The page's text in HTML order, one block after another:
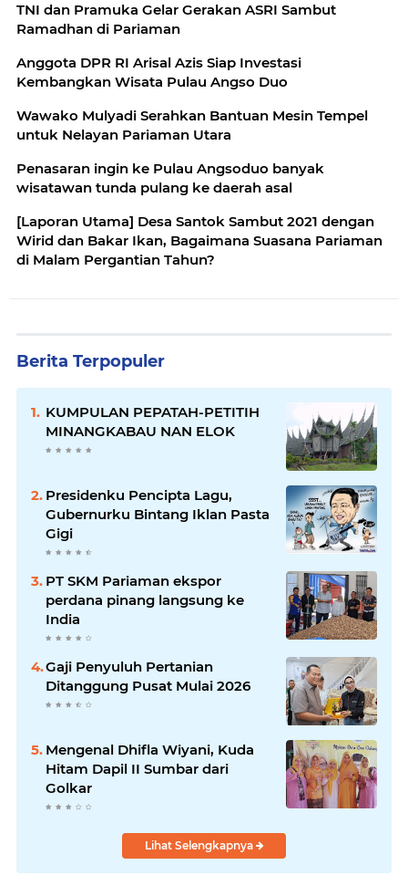
TNI dan Pramuka Gelar Gerakan ASRI Sambut
Ramadhan di Pariaman
Anggota DPR RI Arisal Azis Siap Investasi
Kembangkan Wisata Pulau Angso Duo
Wawako Mulyadi Serahkan Bantuan Mesin Tempel
untuk Nelayan Pariaman Utara
Penasaran ingin ke Pulau Angsoduo banyak
wisatawan tunda pulang ke daerah asal
[Laporan Utama] Desa Santok Sambut 2021 dengan
Wirid dan Bakar Ikan, Bagaimana Suasana Pariaman
di Malam Pergantian Tahun?
Berita Terpopuler
KUMPULAN PEPATAH-PETITIH
MINANGKABAU NAN ELOK
Presidenku Pencipta Lagu,
Gubernurku Bintang Iklan Pasta
Gigi
PT SKM Pariaman ekspor
perdana pinang langsung ke
India
Gaji Penyuluh Pertanian
Ditanggung Pusat Mulai 2026
Mengenal Dhifla Wiyani, Kuda
Hitam Dapil II Sumbar dari
Golkar
Lihat Selengkapnya